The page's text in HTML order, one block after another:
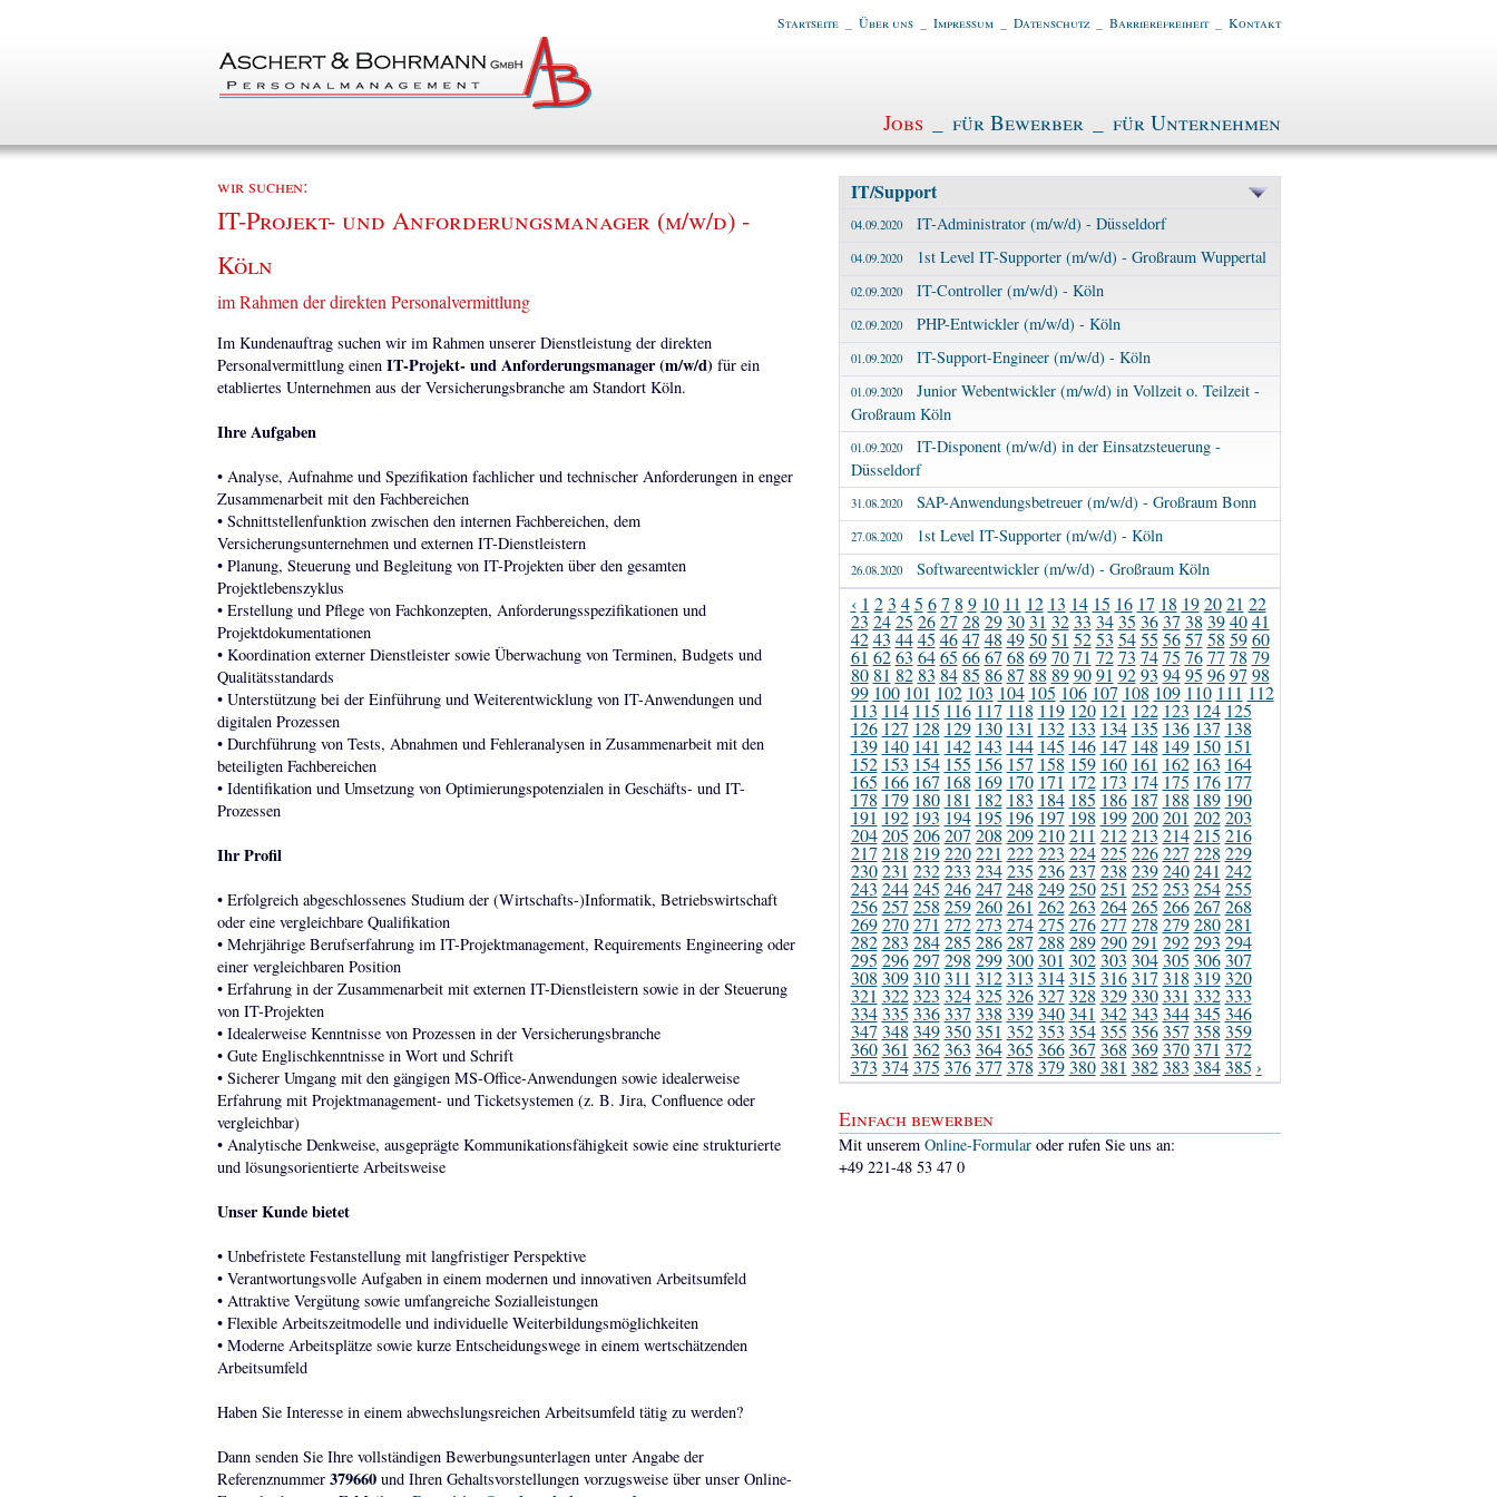
Startseite Über uns Impressum Datenschutz Barrierefreiheit Kontakt
Jobs für Bewerber für Unternehmen
wir suchen:
IT-Projekt- und Anforderungsmanager (m/w/d) -
Köln
im Rahmen der direkten Personalvermittlung
Im Kundenauftrag suchen wir im Rahmen unserer Dienstleistung der direkten
Personalvermittlung einen IT-Projekt- und Anforderungsmanager (m/w/d) für ein
etabliertes Unternehmen aus der Versicherungsbranche am Standort Köln.
Ihre Aufgaben
• Analyse, Aufnahme und Spezifikation fachlicher und technischer Anforderungen in enger
Zusammenarbeit mit den Fachbereichen
• Schnittstellenfunktion zwischen den internen Fachbereichen, dem
Versicherungsunternehmen und externen IT-Dienstleistern
• Planung, Steuerung und Begleitung von IT-Projekten über den gesamten
Projektlebenszyklus
• Erstellung und Pflege von Fachkonzepten, Anforderungsspezifikationen und
Projektdokumentationen
• Koordination externer Dienstleister sowie Überwachung von Terminen, Budgets und
Qualitätsstandards
• Unterstützung bei der Einführung und Weiterentwicklung von IT-Anwendungen und
digitalen Prozessen
• Durchführung von Tests, Abnahmen und Fehleranalysen in Zusammenarbeit mit den
beteiligten Fachbereichen
• Identifikation und Umsetzung von Optimierungspotenzialen in Geschäfts- und IT-
Prozessen
Ihr Profil
• Erfolgreich abgeschlossenes Studium der (Wirtschafts-)Informatik, Betriebswirtschaft
oder eine vergleichbare Qualifikation
• Mehrjährige Berufserfahrung im IT-Projektmanagement, Requirements Engineering oder
einer vergleichbaren Position
• Erfahrung in der Zusammenarbeit mit externen IT-Dienstleistern sowie in der Steuerung
von IT-Projekten
• Idealerweise Kenntnisse von Prozessen in der Versicherungsbranche
• Gute Englischkenntnisse in Wort und Schrift
• Sicherer Umgang mit den gängigen MS-Office-Anwendungen sowie idealerweise
Erfahrung mit Projektmanagement- und Ticketsystemen (z. B. Jira, Confluence oder
vergleichbar)
• Analytische Denkweise, ausgeprägte Kommunikationsfähigkeit sowie eine strukturierte
und lösungsorientierte Arbeitsweise
Unser Kunde bietet
• Unbefristete Festanstellung mit langfristiger Perspektive
• Verantwortungsvolle Aufgaben in einem modernen und innovativen Arbeitsumfeld
• Attraktive Vergütung sowie umfangreiche Sozialleistungen
• Flexible Arbeitszeitmodelle und individuelle Weiterbildungsmöglichkeiten
• Moderne Arbeitsplätze sowie kurze Entscheidungswege in einem wertschätzenden
Arbeitsumfeld
Haben Sie Interesse in einem abwechslungsreichen Arbeitsumfeld tätig zu werden?
Dann senden Sie Ihre vollständigen Bewerbungsunterlagen unter Angabe der
Referenznummer 379660und Ihren Gehaltsvorstellungen vorzugsweise über unser Online-
IT/Support
04.09.2020 IT-Administrator (m/w/d) - Düsseldorf
04.09.2020 1st Level IT-Supporter (m/w/d) - Großraum Wuppertal
02.09.2020 IT-Controller (m/w/d) - Köln
02.09.2020 PHP-Entwickler (m/w/d) - Köln
01.09.2020 IT-Support-Engineer (m/w/d) - Köln
01.09.2020
Junior Webentwickler (m/w/d) in Vollzeit o. Teilzeit -
Großraum Köln
01.09.2020
IT-Disponent (m/w/d) in der Einsatzsteuerung -
Düsseldorf
31.08.2020 SAP-Anwendungsbetreuer (m/w/d) - Großraum Bonn
27.08.2020 1st Level IT-Supporter (m/w/d) - Köln
26.08.2020 Softwareentwickler (m/w/d) - Großraum Köln
‹ 1 2 3 4 5 6 7 8 9 10 11 12 13 14 15 16 17 18 19 20 21 22
23 24 25 26 27 28 29 30 31 32 33 34 35 36 37 38 39 40 41
42 43 44 45 46 47 48 49 50 51 52 53 54 55 56 57 58 59 60
61 62 63 64 65 66 67 68 69 70 71 72 73 74 75 76 77 78 79
80 81 82 83 84 85 86 87 88 89 90 91 92 93 94 95 96 97 98
99 100 101 102 103 104 105 106 107 108 109 110 111 112
113 114 115 116 117 118 119 120 121 122 123 124 125
126 127 128 129 130 131 132 133 134 135 136 137 138
139 140 141 142 143 144 145 146 147 148 149 150 151
152 153 154 155 156 157 158 159 160 161 162 163 164
165 166 167 168 169 170 171 172 173 174 175 176 177
178 179 180 181 182 183 184 185 186 187 188 189 190
191 192 193 194 195 196 197 198 199 200 201 202 203
204 205 206 207 208 209 210 211 212 213 214 215 216
217 218 219 220 221 222 223 224 225 226 227 228 229
230 231 232 233 234 235 236 237 238 239 240 241 242
243 244 245 246 247 248 249 250 251 252 253 254 255
256 257 258 259 260 261 262 263 264 265 266 267 268
269 270 271 272 273 274 275 276 277 278 279 280 281
282 283 284 285 286 287 288 289 290 291 292 293 294
295 296 297 298 299 300 301 302 303 304 305 306 307
308 309 310 311 312 313 314 315 316 317 318 319 320
321 322 323 324 325 326 327 328 329 330 331 332 333
334 335 336 337 338 339 340 341 342 343 344 345 346
347 348 349 350 351 352 353 354 355 356 357 358 359
360 361 362 363 364 365 366 367 368 369 370 371 372
373 374 375 376 377 378 379 380 381 382 383 384 385 ›
Einfach bewerben
Mit unserem Online-Formularoder rufen Sie uns an:
+49 221-48 53 47 0